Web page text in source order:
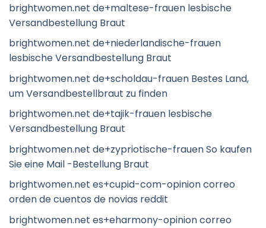
brightwomen.net de+maltese-frauen lesbische
Versandbestellung Braut
brightwomen.net de+niederlandische-frauen
lesbische Versandbestellung Braut
brightwomen.net de+scholdau-frauen Bestes Land,
um Versandbestellbraut zu finden
brightwomen.net de+tajik-frauen lesbische
Versandbestellung Braut
brightwomen.net de+zypriotische-frauen So kaufen
Sie eine Mail -Bestellung Braut
brightwomen.net es+cupid-com-opinion correo
orden de cuentos de novias reddit
brightwomen.net es+eharmony-opinion correo